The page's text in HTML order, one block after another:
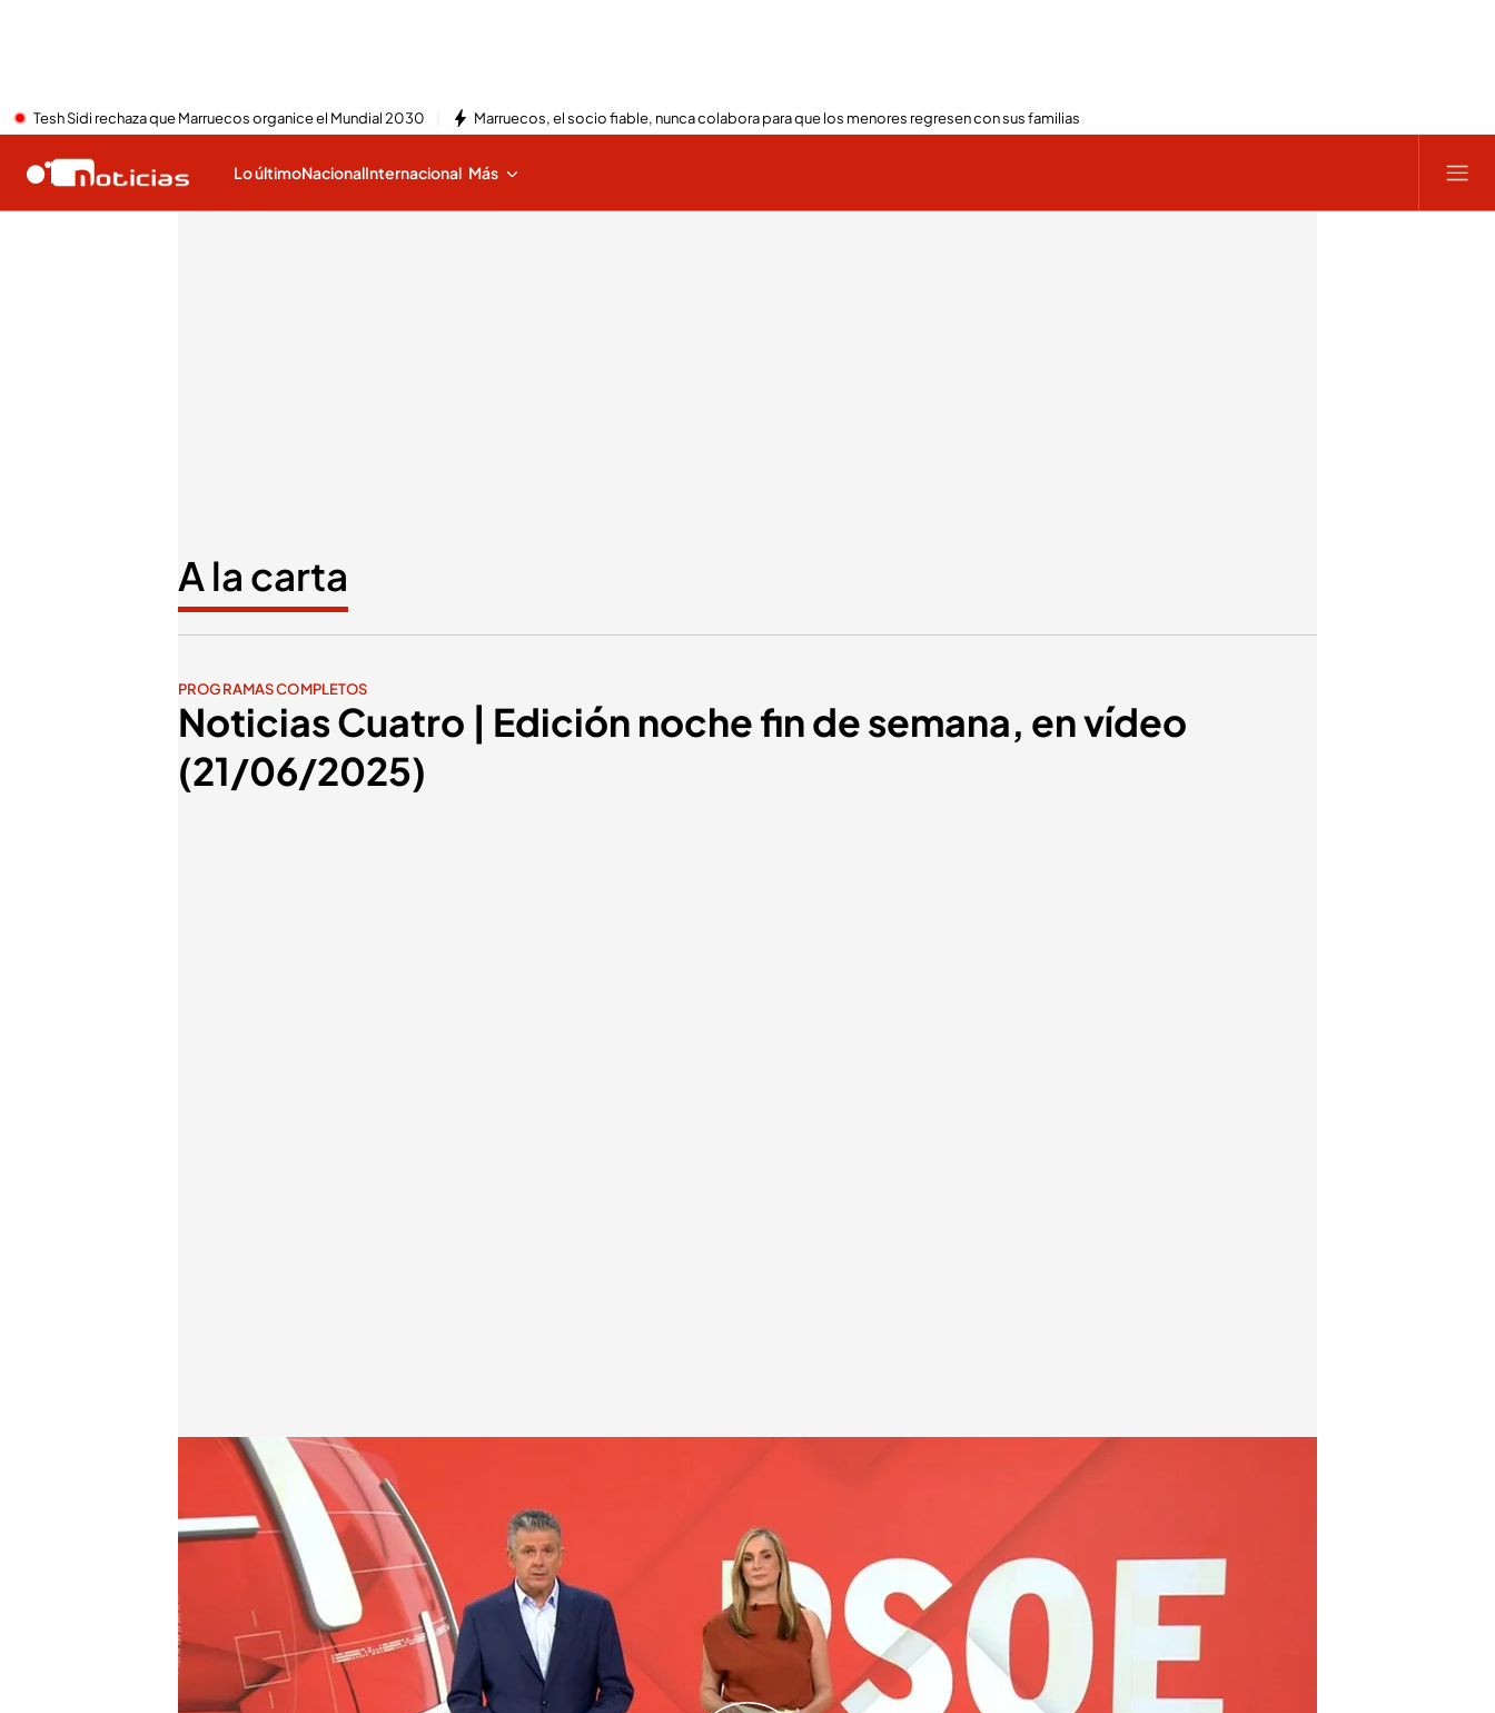
Tesh Sidi rechaza que Marruecos organice el Mundial 2030 Marruecos, el socio fiable, nunca colabora para que los menores regresen con sus familias
Lo últimoNacionalInternacional Más
A la carta
PROGRAMAS COMPLETOS
Noticias Cuatro | Edición noche fin de semana, en vídeo
(21/06/2025)
Las noticias, de la mano de Marta Reyero y Roberto Arce
Redacción digital Noticias Cuatro
22 JUN 2025 - 13:32h.
Ocho muertos al incendiarse un globo aerostático en Brasil
Un incendio en Granyena de Segarra (Lleida) obliga al confinamiento
de varias localidades